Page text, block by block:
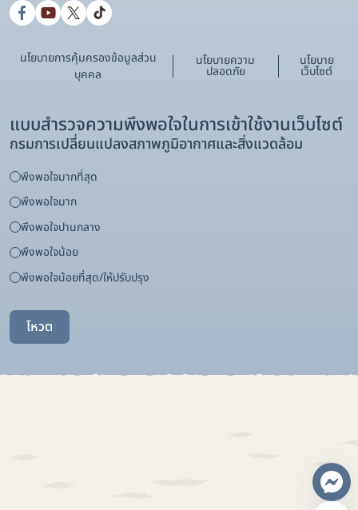
นโยบายการคุ้มครองข้อมูลส่วน
บุคคล
นโยบายความ
ปลอดภัย
นโยบาย
เว็บไซต์
แบบสำรวจความพึงพอใจในการเข้าใช้งานเว็บไซต์
กรมการเปลี่ยนแปลงสภาพภูมิอากาศและสิ่งแวดล้อม
พึงพอใจมากที่สุด
พึงพอใจมาก
พึงพอใจปานกลาง
พึงพอใจน้อย
พึงพอใจน้อยที่สุด/ให้ปรับปรุง
โหวต